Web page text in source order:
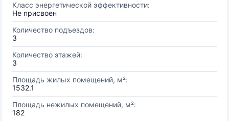
Класс энергетической эффективности:
Не присвоен
Количество подъездов:
3
Количество этажей:
3
Площадь жилых помещений, м²:
1532.1
Площадь нежилых помещений, м²:
182